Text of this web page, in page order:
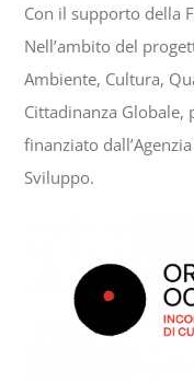
Con il supporto della
Nell’ambito del
Ambiente, Cultura,
Cittadinanza Globale,
finanziato
Sviluppo.